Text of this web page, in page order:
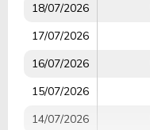
18/07/2026
17/07/2026
16/07/2026
15/07/2026
14/07/2026